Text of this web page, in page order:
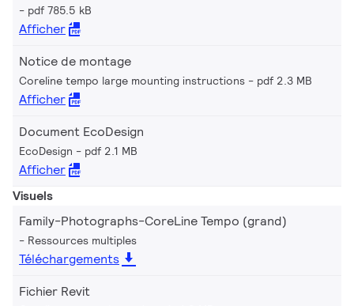
pdf 785.5 kB
Afficher
Notice de montage
Coreline tempo large mounting instructions pdf 2.3 MB
Afficher
Document EcoDesign
EcoDesign pdf 2.1 MB
Afficher
Visuels
Family-Photographs-CoreLine Tempo (grand)
Ressources multiples
Téléchargements
Fichier Revit